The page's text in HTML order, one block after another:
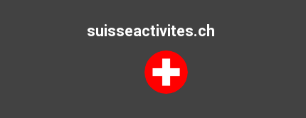
suisseactivites.ch